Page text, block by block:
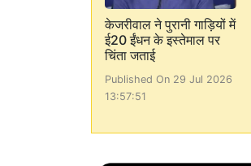
केजरीवाल ने पुरानी गाड़ियों में
ई20 ईंधन के इस्तेमाल पर
चिंता जताई
Published On 29 Jul 2026
13:57:51